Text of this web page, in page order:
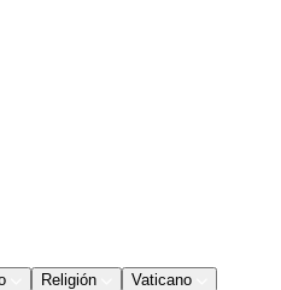
Religión Vaticano